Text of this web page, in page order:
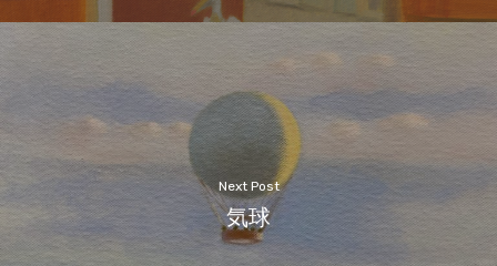
Next Post
気球